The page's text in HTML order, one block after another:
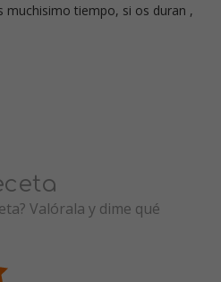
muchisimo tiempo, si os duran ,
Valórala y dime qué